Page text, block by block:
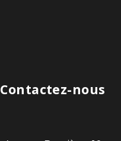
Contactez-nous